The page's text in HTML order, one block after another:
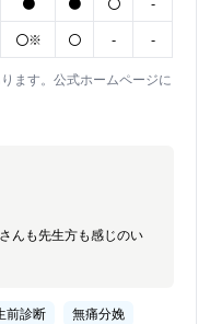
〇※ 〇 - -
ます。公式ホームページに
んも先生方も感じのい
前診断 無痛分娩